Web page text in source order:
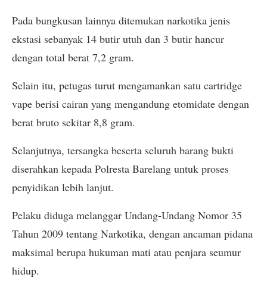
Pada bungkusan lainnya ditemukan narkotika jenis
ekstasi sebanyak 14 butir utuh dan 3 butir hancur
dengan total berat 7,2 gram.
Selain itu, petugas turut mengamankan satu cartridge
vape berisi cairan yang mengandung etomidate dengan
berat bruto sekitar 8,8 gram.
Selanjutnya, tersangka beserta seluruh barang bukti
diserahkan kepada Polresta Barelang untuk proses
penyidikan lebih lanjut.
Pelaku diduga melanggar Undang-Undang Nomor 35
Tahun 2009 tentang Narkotika, dengan ancaman pidana
maksimal berupa hukuman mati atau penjara seumur
hidup.